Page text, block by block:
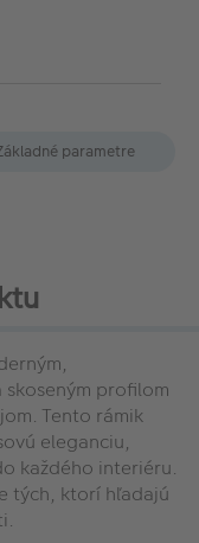
parametre
profilom
Tento rámik
eleganciu,
každého interiéru.
tých, ktorí hľadajú